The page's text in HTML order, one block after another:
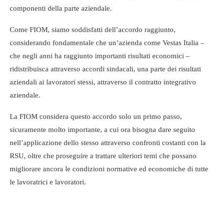
componenti della parte aziendale.
Come FIOM, siamo soddisfatti dell’accordo raggiunto,
considerando fondamentale che un’azienda come Vestas Italia –
che negli anni ha raggiunto importanti risultati economici –
ridistribuisca attraverso accordi sindacali, una parte dei risultati
aziendali ai lavoratori stessi, attraverso il contratto integrativo
aziendale.
La FIOM considera questo accordo solo un primo passo,
sicuramente molto importante, a cui ora bisogna dare seguito
nell’applicazione dello stesso attraverso confronti costanti con la
RSU, oltre che proseguire a trattare ulteriori temi che possano
migliorare ancora le condizioni normative ed economiche di tutte
le lavoratrici e lavoratori.